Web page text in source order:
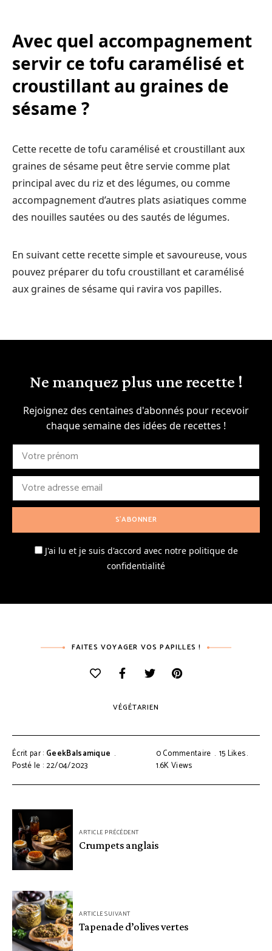
Avec quel accompagnement
servir ce tofu caramélisé et
croustillant au graines de
sésame ?
Cette recette de tofu caramélisé et croustillant aux
graines de sésame peut être servie comme plat
principal avec du riz et des légumes, ou comme
accompagnement d’autres plats asiatiques comme
des nouilles sautées ou des sautés de légumes.
En suivant cette recette simple et savoureuse, vous
pouvez préparer du tofu croustillant et caramélisé
aux graines de sésame qui ravira vos papilles.
Ne manquez plus une recette !
Rejoignez des centaines d'abonnés pour recevoir
chaque semaine des idées de recettes !
J'ai lu et je suis d'accord avec notre politique de
confidentialité
FAITES VOYAGER VOS PAPILLES !
VÉGÉTARIEN
Écrit par : GeekBalsamique
Posté le : 22/04/2023
0 Commentaire 15Likes
1.6KViews
ARTICLE PRÉCÉDENT
Crumpets anglais
ARTICLE SUIVANT
Tapenade d’olives vertes